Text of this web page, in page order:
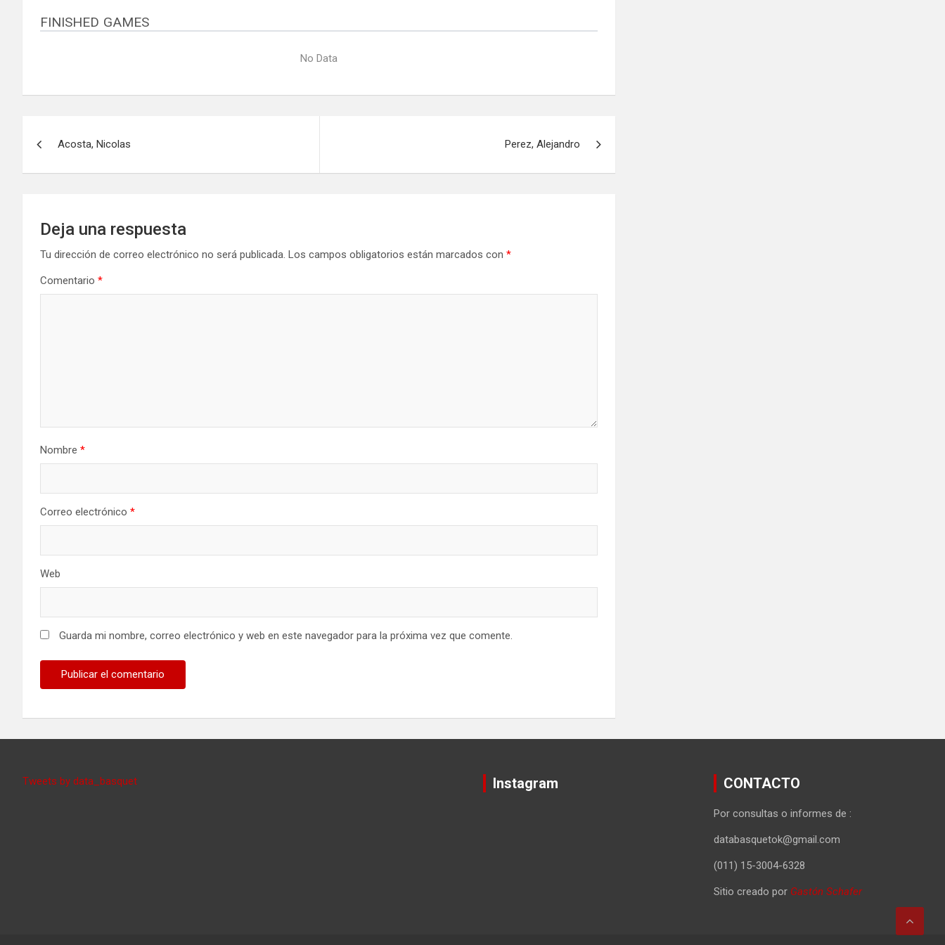
FINISHED GAMES
No Data
Acosta, Nicolas Perez, Alejandro
Deja una respuesta
Tu dirección de correo electrónico no será publicada. Los campos obligatorios están marcados con *
Comentario *
Nombre *
Correo electrónico *
Web
Guarda mi nombre, correo electrónico y web en este navegador para la próxima vez que comente.
Tweets by data_basquet Instagram CONTACTO
Por consultas o informes de :
databasquetok@gmail.com
(011) 15-3004-6328
Sitio creado por Gastón Schafer